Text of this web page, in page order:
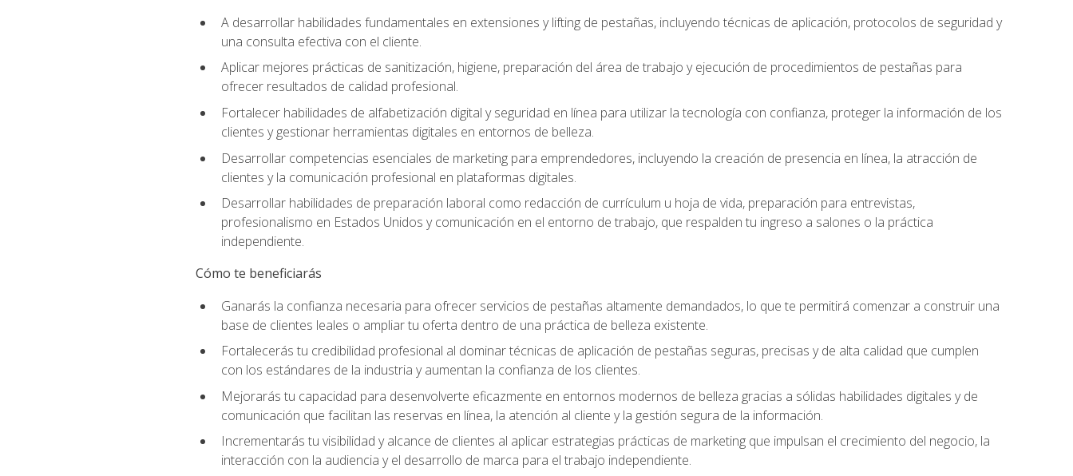
A desarrollar habilidades fundamentales en extensiones y lifting de pestañas, incluyendo técnicas de aplicación, protocolos de seguridad y
una consulta efectiva con el cliente.
Aplicar mejores prácticas de sanitización, higiene, preparación del área de trabajo y ejecución de procedimientos de pestañas para
ofrecer resultados de calidad profesional.
Fortalecer habilidades de alfabetización digital y seguridad en línea para utilizar la tecnología con confianza, proteger la información de los
clientes y gestionar herramientas digitales en entornos de belleza.
Desarrollar competencias esenciales de marketing para emprendedores, incluyendo la creación de presencia en línea, la atracción de
clientes y la comunicación profesional en plataformas digitales.
Desarrollar habilidades de preparación laboral como redacción de currículum u hoja de vida, preparación para entrevistas,
profesionalismo en Estados Unidos y comunicación en el entorno de trabajo, que respalden tu ingreso a salones o la práctica
independiente.
Cómo te beneficiarás
Ganarás la confianza necesaria para ofrecer servicios de pestañas altamente demandados, lo que te permitirá comenzar a construir una
base de clientes leales o ampliar tu oferta dentro de una práctica de belleza existente.
Fortalecerás tu credibilidad profesional al dominar técnicas de aplicación de pestañas seguras, precisas y de alta calidad que cumplen
con los estándares de la industria y aumentan la confianza de los clientes.
Mejorarás tu capacidad para desenvolverte eficazmente en entornos modernos de belleza gracias a sólidas habilidades digitales y de
comunicación que facilitan las reservas en línea, la atención al cliente y la gestión segura de la información.
Incrementarás tu visibilidad y alcance de clientes al aplicar estrategias prácticas de marketing que impulsan el crecimiento del negocio, la
interacción con la audiencia y el desarrollo de marca para el trabajo independiente.